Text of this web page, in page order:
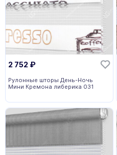
2 752 ₽
Рулонные шторы День-Ночь
Мини Кремона либерика 031